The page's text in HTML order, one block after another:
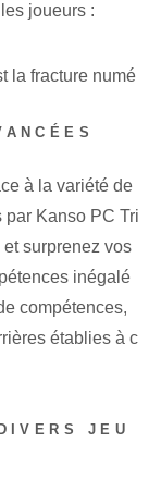
joueurs :
la fracture numé
à la variété de
par Kanso PC Tri
surprenez vos
inégalé
compétences,
établies ⁤à c
JEU